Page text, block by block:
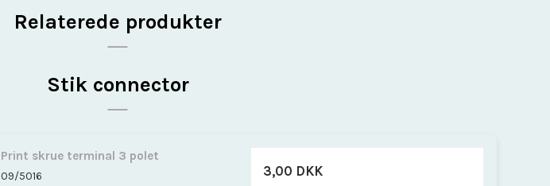
Relaterede produkter
Stik connector
Print skrue terminal 3 polet
09/5016 3,00 DKK